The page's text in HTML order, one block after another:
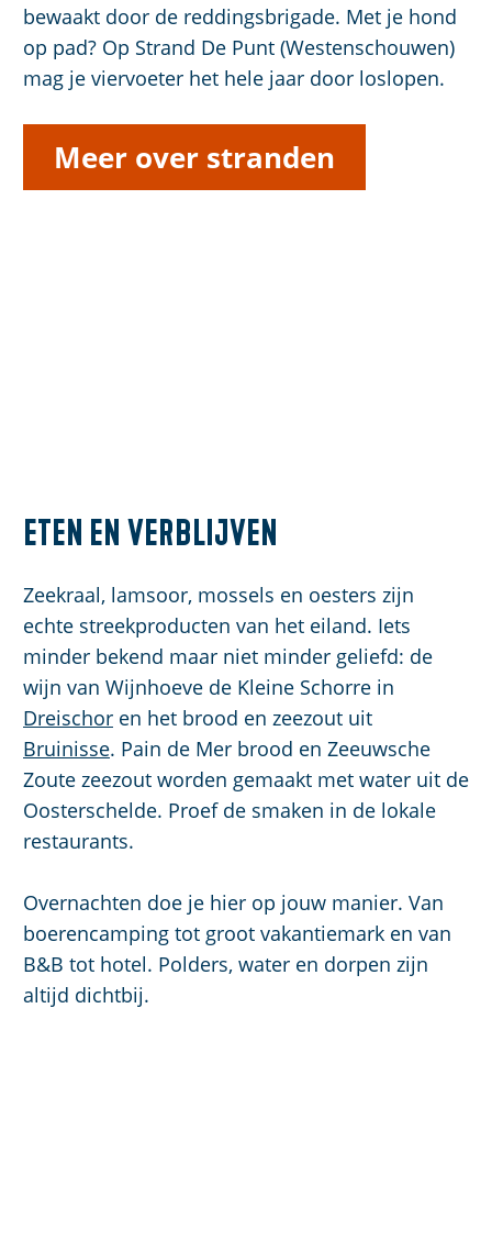
bewaakt door de reddingsbrigade. Met je hond
op pad? Op Strand De Punt (Westenschouwen)
mag je viervoeter het hele jaar door loslopen.
Meer over stranden
Eten en verblijven
Zeekraal, lamsoor, mossels en oesters zijn
echte streekproducten van het eiland. Iets
minder bekend maar niet minder geliefd: de
wijn van Wijnhoeve de Kleine Schorre in
Dreischor en het brood en zeezout uit
Bruinisse. Pain de Mer brood en Zeeuwsche
Zoute zeezout worden gemaakt met water uit de
Oosterschelde. Proef de smaken in de lokale
restaurants.
Overnachten doe je hier op jouw manier. Van
boerencamping tot groot vakantiemark en van
B&B tot hotel. Polders, water en dorpen zijn
altijd dichtbij.